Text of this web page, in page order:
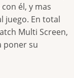
él, y mas
juego. En total
Multi Screen,
poner su